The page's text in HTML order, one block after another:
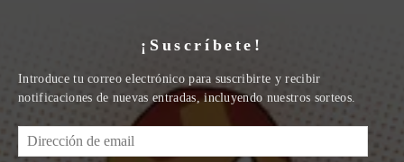
¡Suscríbete!
Introduce tu correo electrónico para suscribirte y recibir
notificaciones de nuevas entradas, incluyendo nuestros sorteos.
Dirección
de